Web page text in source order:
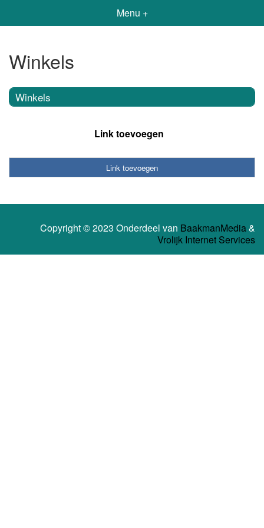
Menu +
Winkels
Winkels
Link toevoegen
Link toevoegen
Copyright © 2023 Onderdeel van BaakmanMedia&
Vrolijk Internet Services